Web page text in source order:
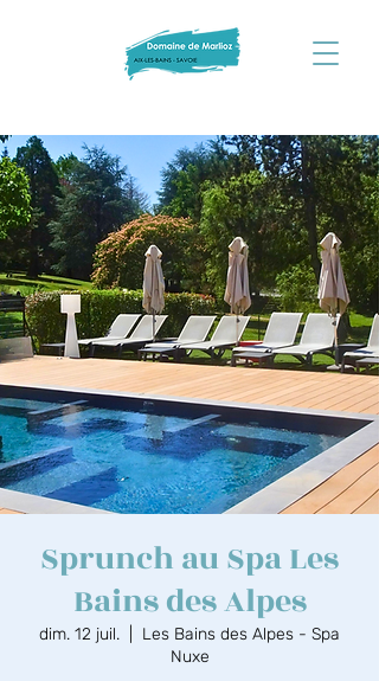
Sprunch au Spa Les
Bains des Alpes
dim. 12 juil.
Les Bains des Alpes - Spa
Nuxe